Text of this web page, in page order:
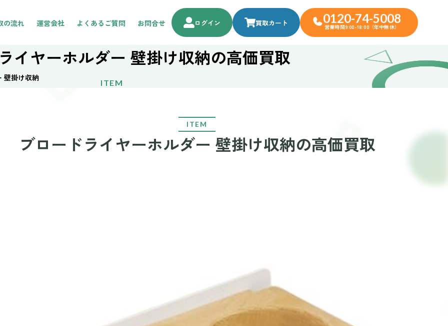
の流れ 運営会社 よくあるご質問 お問合せ ログイン 買取カート 0120-74-5008
営業時間9:00-18:00（年中無休）
イヤーホルダー 壁掛け収納の高価買取
ITEM
掛け収納
ITEM
ブロードライヤーホルダー 壁掛け収納の高価買取